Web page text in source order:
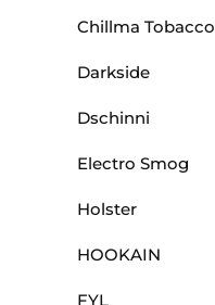
Chillma Tobacco
Darkside
Dschinni
Electro Smog
Holster
HOOKAIN
FYL